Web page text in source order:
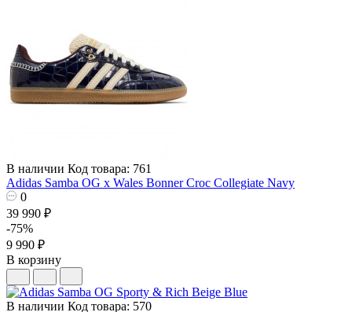
В наличии Код товара: 761
Adidas Samba OG x Wales Bonner Croc Collegiate Navy
0
39 990 ₽
-75%
9 990 ₽
В корзину
В наличии Код товара: 570